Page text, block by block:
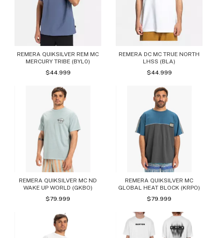
REMERA QUIKSILVER REM MC
MERCURY TRIBE (BYL0)
$44.999
REMERA DC MC TRUE NORTH
LHSS (BLA)
$44.999
REMERA QUIKSILVER MC ND
WAKE UP WORLD (GKBO)
$79.999
REMERA QUIKSILVER MC
GLOBAL HEAT BLOCK (KRPO)
$79.999